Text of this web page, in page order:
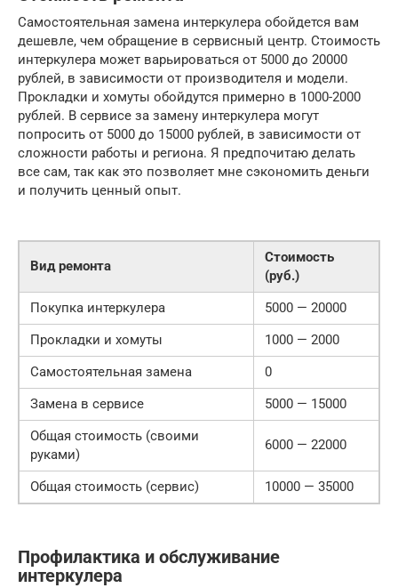
Самостоятельная замена интеркулера обойдется вам
дешевле, чем обращение в сервисный центр. Стоимость
интеркулера может варьироваться от 5000 до 20000
рублей, в зависимости от производителя и модели.
Прокладки и хомуты обойдутся примерно в 1000-2000
рублей. В сервисе за замену интеркулера могут
попросить от 5000 до 15000 рублей, в зависимости от
сложности работы и региона. Я предпочитаю делать
все сам, так как это позволяет мне сэкономить деньги
и получить ценный опыт.
Вид ремонта
Стоимость
(руб.)
Покупка интеркулера
5000 — 20000
Прокладки и хомуты
1000 — 2000
Самостоятельная замена
0
Замена в сервисе
5000 — 15000
Общая стоимость (своими
руками)
6000 — 22000
Общая стоимость (сервис) 10000 — 35000
Профилактика и обслуживание
интеркулера